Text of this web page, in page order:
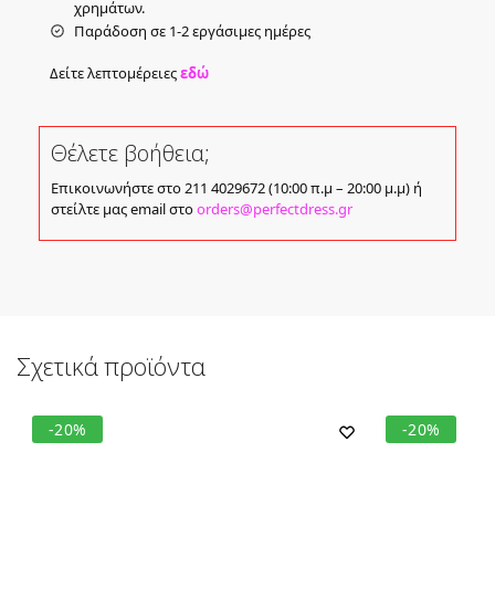
χρημάτων.
Παράδοση σε 1-2 εργάσιμες ημέρες
Δείτε λεπτομέρειεςεδώ
Θέλετε βοήθεια;
Επικοινωνήστε στο 211 4029672 (10:00 π.μ – 20:00 μ.μ) ή
στείλτε μας email στοorders@perfectdress.gr
Σχετικά προϊόντα
-20% -20%